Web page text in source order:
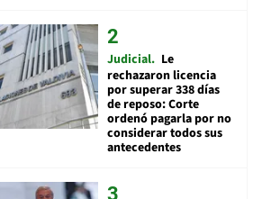
Judicial Le
rechazaron licencia
por superar 338 días
de reposo: Corte
ordenó pagarla por no
considerar todos sus
antecedentes